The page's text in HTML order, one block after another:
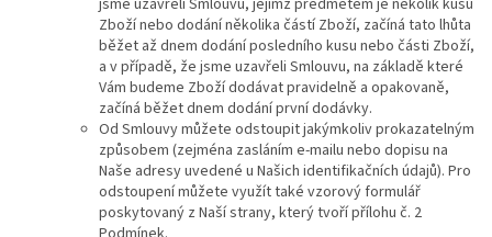
jsme uzavřeli Smlouvu, jejímž předmětem je několik kusů
Zboží nebo dodání několika částí Zboží, začíná tato lhůta
běžet až dnem dodání posledního kusu nebo části Zboží,
a v případě, že jsme uzavřeli Smlouvu, na základě které
Vám budeme Zboží dodávat pravidelně a opakovaně,
začíná běžet dnem dodání první dodávky.
Od Smlouvy můžete odstoupit jakýmkoliv prokazatelným
způsobem (zejména zasláním e-mailu nebo dopisu na
Naše adresy uvedené u Našich identifikačních údajů). Pro
odstoupení můžete využít také vzorový formulář
poskytovaný z Naší strany, který tvoří přílohu č. 2